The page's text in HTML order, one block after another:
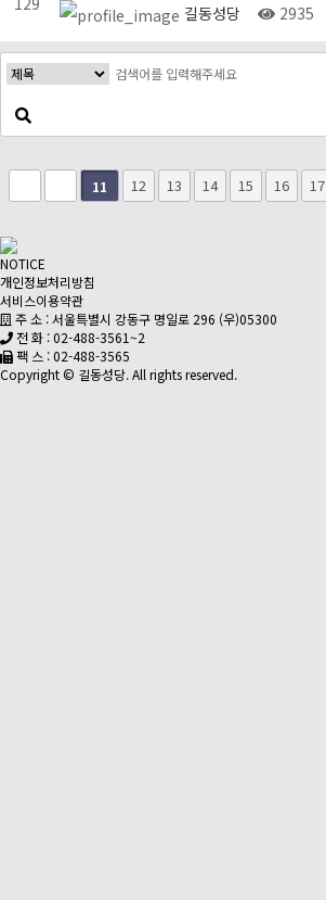
길동성당 2935
11 12 13 14 15 16 17
NOTICE
개인정보처리방침
서비스이용약관
주 소 : 서울특별시 강동구 명일로 296 (우)05300
전 화 : 02-488-3561~2
팩 스 : 02-488-3565
Copyright © 길동성당. All rights reserved.